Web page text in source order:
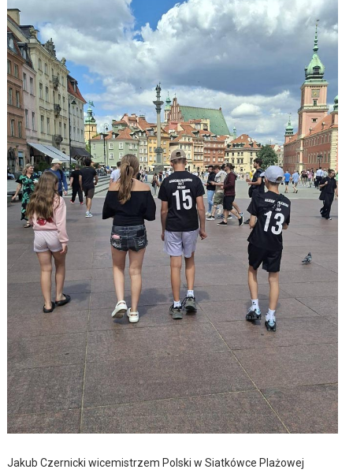
Jakub Czernicki wicemistrzem Polski w Siatkówce Plażowej